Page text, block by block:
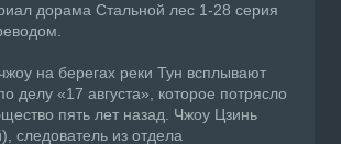
дорама Стальной лес 1-28 серия
на берегах реки Тун всплывают
делу «17 августа», которое потрясло
пять лет назад. Чжоу Цзинь
следователь из отдела